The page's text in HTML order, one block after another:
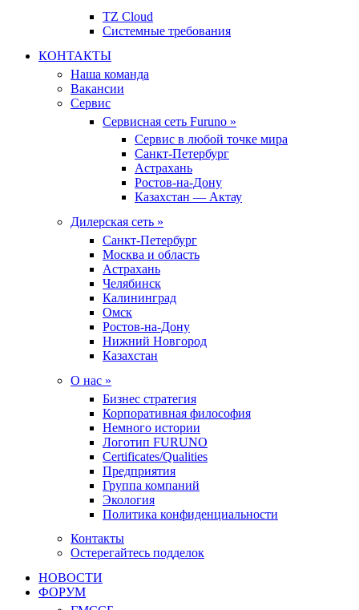
TZ Cloud
Системные требования
КОНТАКТЫ
Наша команда
Вакансии
Сервис
Сервисная сеть Furuno »
Сервис в любой точке мира
Санкт-Петербург
Астрахань
Ростов-на-Дону
Казахстан — Актау
Дилерская сеть »
Санкт-Петербург
Москва и область
Астрахань
Челябинск
Калининград
Омск
Ростов-на-Дону
Нижний Новгород
Казахстан
О нас »
Бизнес стратегия
Корпоративная философия
Немного истории
Логотип FURUNO
Certificates/Qualities
Предприятия
Группа компаний
Экология
Политика конфиденциальности
Контакты
Остерегайтесь подделок
НОВОСТИ
ФОРУМ